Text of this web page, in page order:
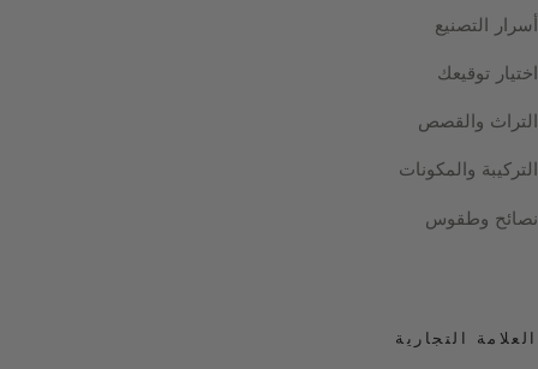
أسرار التصنيع
اختيار توقيعك
التراث والقصص
التركيبة والمكونات
نصائح وطقوس
العلامة التجارية